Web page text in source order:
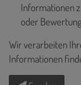
Informationen
oder
Wir verarbeiten
Informationen